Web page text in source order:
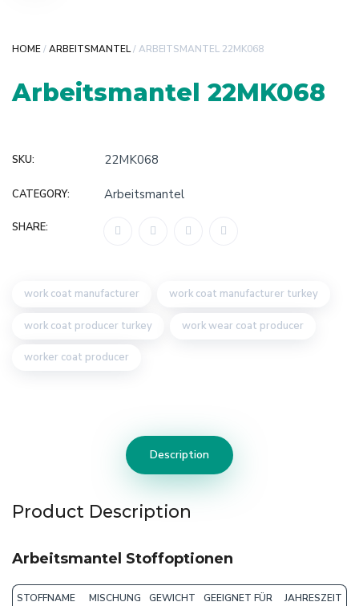
HOME/ARBEITSMANTEL/ ARBEITSMANTEL 22MK068
Arbeitsmantel 22MK068
SKU: 22MK068
CATEGORY: Arbeitsmantel
SHARE:
work coat manufacturer work coat manufacturer turkey
work coat producer turkey work wear coat producer
worker coat producer
Description
Product Description
Arbeitsmantel Stoffoptionen
STOFFNAME MISCHUNG GEWICHT GEEIGNET FÜR JAHRESZEIT